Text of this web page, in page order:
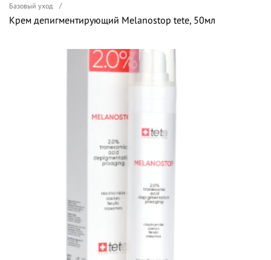
Базовый уход
Крем депигментирующий Melanostop tete, 50мл